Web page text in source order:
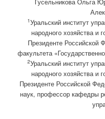
1Уральский институт
народного хозяйства и
Президенте Российской
факультета
2Уральский институт
народного хозяйства и
Президенте Российской
наук, профессор кафедры